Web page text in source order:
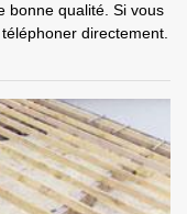
bonne qualité. Si vous
directement.